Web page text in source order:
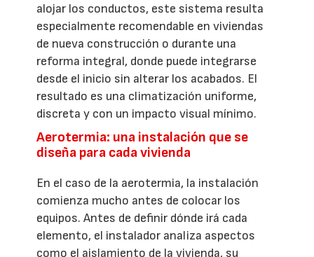
alojar los conductos, este sistema resulta
especialmente recomendable en viviendas
de nueva construcción o durante una
reforma integral, donde puede integrarse
desde el inicio sin alterar los acabados. El
resultado es una climatización uniforme,
discreta y con un impacto visual mínimo.
Aerotermia: una instalación que se
diseña para cada vivienda
En el caso de la aerotermia, la instalación
comienza mucho antes de colocar los
equipos. Antes de definir dónde irá cada
elemento, el instalador analiza aspectos
como el aislamiento de la vivienda, su